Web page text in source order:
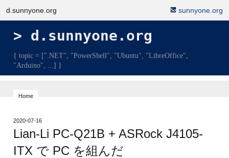
d.sunnyone.org sunnyone.org
d.sunnyone.org
{ topic = [".NET", "PowerShell", "Ubuntu", "LibreOffice",
"Arduino", ...] }
Home
2020-07-16
Lian-Li PC-Q21B + ASRock J4105-
ITX で PC を組んだ